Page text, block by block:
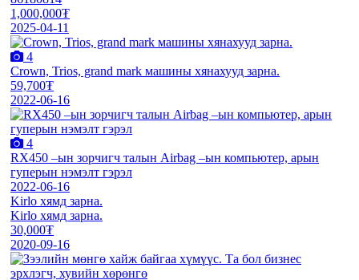
1,000,000₮
2025-04-11
4
Crown, Trios, grand mark машины хянахууд зарна.
59,700₮
2022-06-16
4
RX450 –ын зорчигч талын Airbag –ын компьютер, арын
гуперын нэмэлт гэрэл
2022-06-16
Kirlo хямд зарна.
Kirlo хямд зарна.
30,000₮
2020-09-16